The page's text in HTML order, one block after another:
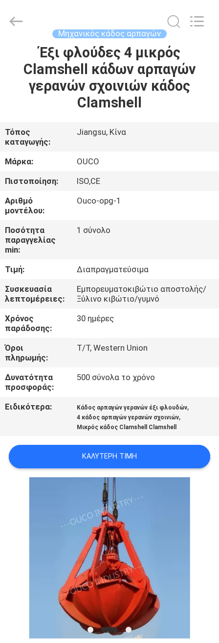
ΠΡΟΪΌΝΤΑ
ΕΜΦΆΝΙΣΗ
VR
ΣΧΕΤΙΚΆ
ΜΕ
ΕΜΆΣ
ΣΤΟ
ΕΡΓΟΣΤΆΣΙΟ
ΈΛΕΓΧΟΣ
ΠΟΙΌΤΗΤΑΣ
ΕΙΔΉΣΕΙΣ
ΥΠΟΘΈΣΕΙΣ
US
SITEMAP
ΑΠΟΡΡΉΤΟΥ
GROUP
Μηχανικός κάδος αρπαγών
Έξι φλούδες 4 μικρός
Clamshell κάδων αρπαγών
γερανών σχοινιών κάδος
Clamshell
Τόπος
καταγωγής:
Jiangsu, Κίνα
Μάρκα:
OUCO
Πιστοποίηση:
ISO,CE
Αριθμό
μοντέλου:
Ouco-opg-1
Ποσότητα
παραγγελίας
min:
1 σύνολο
Τιμή:
Διαπραγματεύσιμα
Συσκευασία
λεπτομέρειες:
Εμπορευματοκιβώτιο αποστολής/
Ξύλινο κιβώτιο/γυμνό
Χρόνος
παράδοσης:
30 ημέρες
Όροι
πληρωμής:
T/T, Western Union
Δυνατότητα
προσφοράς:
500 σύνολα το χρόνο
Ειδικότερα: Κάδος αρπαγών γερανών έξι φλουδών,
4 κάδος αρπαγών γερανών σχοινιών,
Μικρός κάδος Clamshell Clamshell
ΚΑΛΎΤΕΡΗ ΤΙΜΉ